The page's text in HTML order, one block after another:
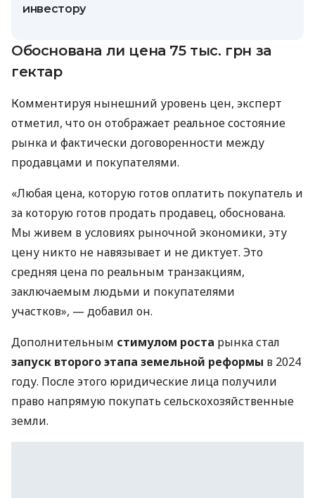
инвестору
Обоснована ли цена 75 тыс. грн за
гектар
Комментируя нынешний уровень цен, эксперт
отметил, что он отображает реальное состояние
рынка и фактически договоренности между
продавцами и покупателями.
«Любая цена, которую готов оплатить покупатель и
за которую готов продать продавец, обоснована.
Мы живем в условиях рыночной экономики, эту
цену никто не навязывает и не диктует. Это
средняя цена по реальным транзакциям,
заключаемым людьми и покупателями
участков», — добавил он.
Дополнительным стимулом роста рынка стал
запуск второго этапа земельной реформы в 2024
году. После этого юридические лица получили
право напрямую покупать сельскохозяйственные
земли.